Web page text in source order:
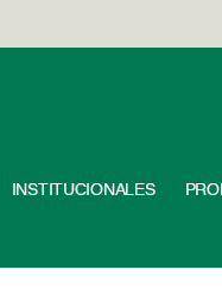
INSTITUCIONALES